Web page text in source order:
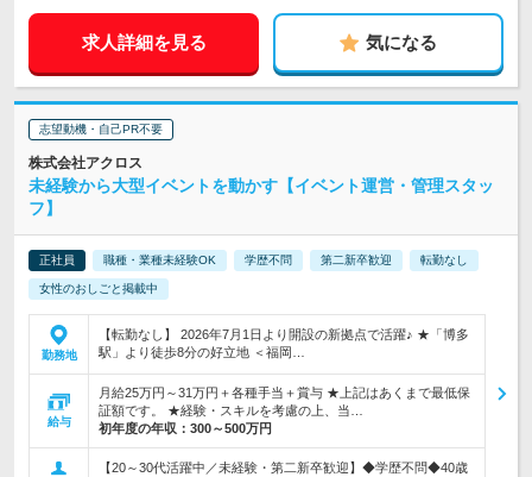
求人詳細を見る 気になる
志望動機・自己PR不要
株式会社アクロス
未経験から大型イベントを動かす【イベント運営・管理スタッ
フ】
正社員 職種・業種未経験OK 学歴不問 第二新卒歓迎 転勤なし
女性のおしごと掲載中
勤務地
【転勤なし】 2026年7月1日より開設の新拠点で活躍♪ ★「博多
駅」より徒歩8分の好立地 ＜福岡…
給与
月給25万円～31万円＋各種手当＋賞与 ★上記はあくまで最低保
証額です。 ★経験・スキルを考慮の上、当…
初年度の年収： 300～500万円
【20～30代活躍中／未経験・第二新卒歓迎】◆学歴不問◆40歳